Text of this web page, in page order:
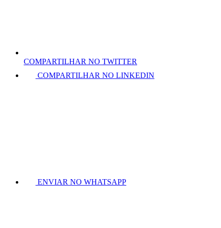
COMPARTILHAR NO TWITTER
COMPARTILHAR NO LINKEDIN
ENVIAR NO WHATSAPP